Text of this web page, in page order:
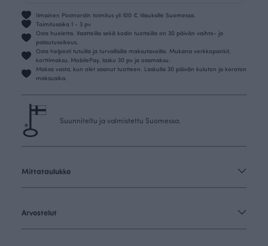
Ilmainen Postnordin toimitus yli 100 € tilauksille Suomessa.
Toimitusaika 1 - 3 pv
Osta huoletta. Vaatteilla sekä kodin tuotteilla on 30 päivän vaihto- ja
palautusoikeus.
Osta helposti tutuilla ja turvallisilla maksutavoilla. Mukana verkkopankit,
korttimaksu, MobilePay, lasku 30 pv ja osamaksu.
Maksa vasta, kun olet saanut tuotteen. Laskulla 30 päivän kuluton ja koroton
maksuaika.
Suunniteltu ja valmistettu Suomessa.
Mittataulukko
Arvostelut